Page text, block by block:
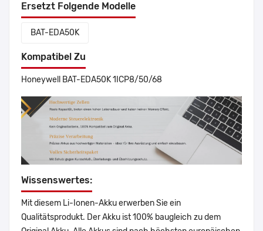
Ersetzt Folgende Modelle
BAT-EDA50K
Kompatibel Zu
Honeywell BAT-EDA50K 1ICP8/50/68
Wissenswertes:
Mit diesem Li-Ionen-Akku erwerben Sie ein
Qualitätsprodukt. Der Akku ist 100% baugleich zu dem